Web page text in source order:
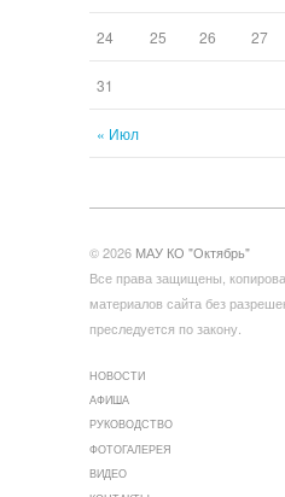
« Июл
24 25 26 27
31
© 2026 МАУ КО "Октябрь"
Все права защищены,
материалов сайта без
преследуется по закону.
НОВОСТИ
АФИША
РУКОВОДСТВО
ФОТОГАЛЕРЕЯ
ВИДЕО